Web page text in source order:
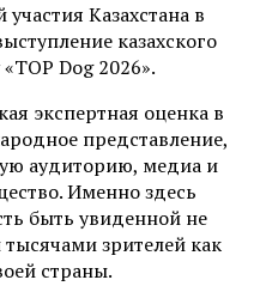
Казахстана в
казахского
Dog 2026».
экспертная оценка в
представление,
аудиторию, медиа и
Именно здесь
быть увиденной не
зрителей как
страны.